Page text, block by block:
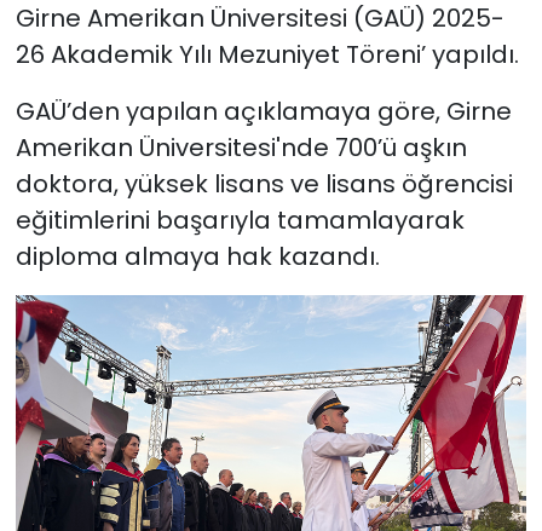
Girne Amerikan Üniversitesi (GAÜ) 2025-
26 Akademik Yılı Mezuniyet Töreni’ yapıldı.
GAÜ’den yapılan açıklamaya göre, Girne
Amerikan Üniversitesi'nde 700’ü aşkın
doktora, yüksek lisans ve lisans öğrencisi
eğitimlerini başarıyla tamamlayarak
diploma almaya hak kazandı.
Nöbetçi Eczaneler
Otomobil Dünyası
Politika
SAĞLIK
Spor
Teknoloji
TÜRKiYE
Video Galeri